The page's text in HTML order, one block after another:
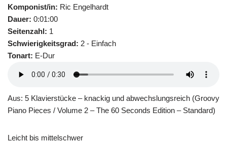
Komponist/in: Ric Engelhardt
Dauer: 0:01:00
Seitenzahl: 1
Schwierigkeitsgrad: 2 - Einfach
Tonart: E-Dur
Aus: 5 Klavierstücke – knackig und abwechslungsreich (Groovy
Piano Pieces / Volume 2 – The 60 Seconds Edition – Standard)
Leicht bis mittelschwer